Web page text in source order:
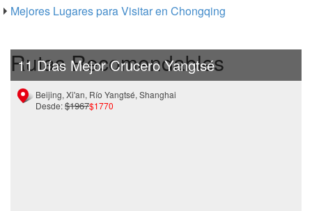
Mejores Lugares para Visitar en Chongqing
Rutas Recomendables
11 Días Mejor Crucero Yangtsé
Beijing, Xi'an, Río Yangtsé, Shanghai
Desde:$1967$1770